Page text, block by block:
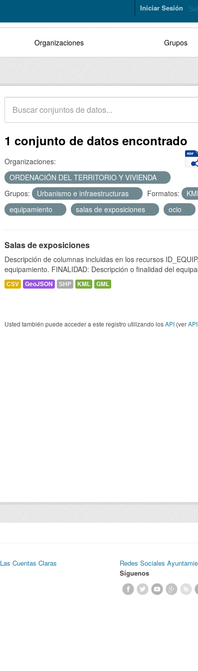
Iniciar Sesión
Organizaciones Grupos
1 conjunto de datos encontrado
Organizaciones:
ORDENACIÓN DEL TERRITORIO Y VIVIENDA
Grupos:
Urbanismo e infraestructuras Formatos:
equipamiento
salas de exposiciones ocio
Salas de exposiciones
Descripción de columnas incluidas en los recursos
equipamiento. FINALIDAD: Descripción o finalidad del
CSV GeoJSON SHP KML GML
Usted también puede acceder a este registro utilizando losAPI (ver
Las Cuentas Claras
Redes Sociales
Síguenos